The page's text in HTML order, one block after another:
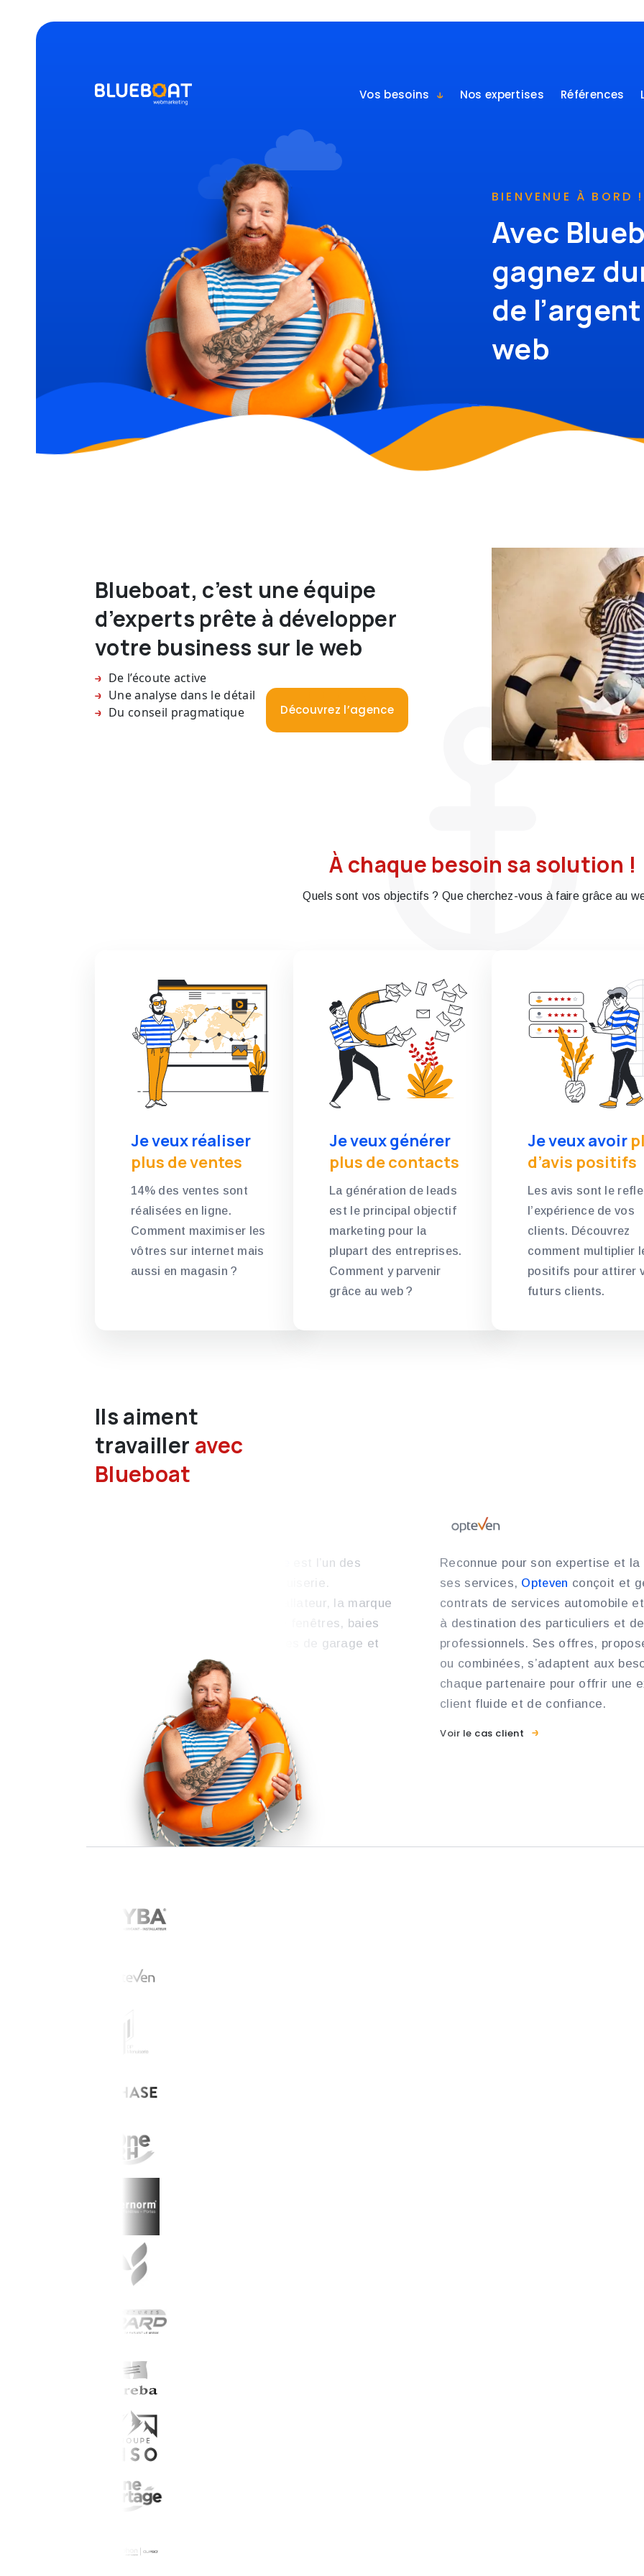
Vos besoins Nos expertises Références
BIENVENUE À BORD !
Avec
gagnez
de
web
Blueboat, c’est une équipe
d’experts prête à développer
votre business sur le web
De l’écoute active
Une analyse dans le détail
Du conseil pragmatique
Découvrez l’agence
À chaque besoin sa solution !
Quels sont vos objectifs ? Que cherchez-vous à faire grâce au
Je veux réaliser
plus de ventes
14% des ventes sont
réalisées en ligne.
Comment maximiser les
vôtres sur internet mais
aussi en magasin ?
Je veux générer
plus de contacts
La génération de leads
est le principal objectif
marketing pour la
plupart des entreprises.
Comment y parvenir
grâce au web ?
Je veux avoir
d’avis positifs
Les avis sont le
l’expérience de vos
clients. Découvrez
comment multiplier
positifs pour attirer
futurs clients.
Ils aiment
travailler avec
Blueboat
est l’un des
leaders européens de la menuiserie.
Concepteur, fabricant et installateur, la marque
propose une large gamme de fenêtres, baies
vitrées, portes d’entrée, portes de garage et
Voir le cas client
Reconnue pour son expertise et
ses services, Opteven conçoit et
contrats de services automobile
à destination des particuliers et
professionnels. Ses offres,
ou combinées, s’adaptent aux
chaque partenaire pour offrir une
client fluide et de confiance.
Voir le cas client